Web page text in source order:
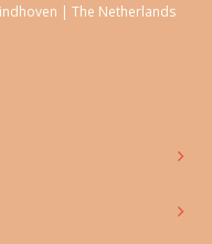
| The Netherlands